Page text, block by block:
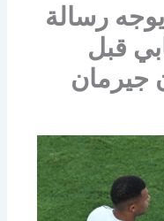
رسالة
قبل
جيرمان